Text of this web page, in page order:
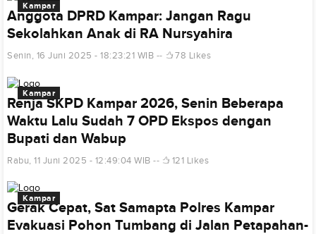
Kampar
Anggota DPRD Kampar: Jangan Ragu
Sekolahkan Anak di RA Nursyahira
Senin, 16 Juni 2025 - 18:23:21 WIB 78 Likes
Kampar
Renja SKPD Kampar 2026, Senin Beberapa
Waktu Lalu Sudah 7 OPD Ekspos dengan
Bupati dan Wabup
Rabu, 11 Juni 2025 - 12:49:04 WIB 121 Likes
Kampar
Gerak Cepat, Sat Samapta Polres Kampar
Evakuasi Pohon Tumbang di Jalan Petapahan-